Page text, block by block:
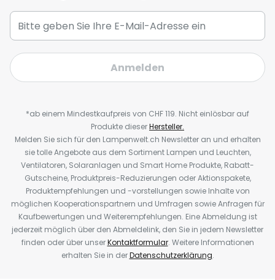
Anmelden
*ab einem Mindestkaufpreis von CHF 119. Nicht einlösbar auf
Produkte dieserHersteller.
Melden Sie sich für den Lampenwelt.ch Newsletter an und erhalten
sie tolle Angebote aus dem Sortiment Lampen und Leuchten,
Ventilatoren, Solaranlagen und Smart Home Produkte, Rabatt-
Gutscheine, Produktpreis-Reduzierungen oder Aktionspakete,
Produktempfehlungen und -vorstellungen sowie Inhalte von
möglichen Kooperationspartnern und Umfragen sowie Anfragen für
Kaufbewertungen und Weiterempfehlungen. Eine Abmeldung ist
jederzeit möglich über den Abmeldelink, den Sie in jedem Newsletter
finden oder über unserKontaktformular. Weitere Informationen
erhalten Sie in derDatenschutzerklärung.